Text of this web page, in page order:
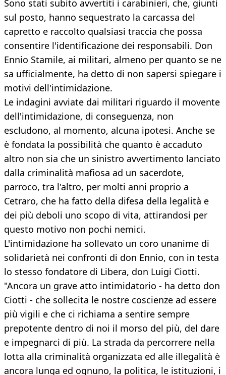
Sono stati subito avvertiti i carabinieri, che, giunti
sul posto, hanno sequestrato la carcassa del
capretto e raccolto qualsiasi traccia che possa
consentire l'identificazione dei responsabili. Don
Ennio Stamile, ai militari, almeno per quanto se ne
sa ufficialmente, ha detto di non sapersi spiegare i
motivi dell'intimidazione.
Le indagini avviate dai militari riguardo il movente
dell'intimidazione, di conseguenza, non
escludono, al momento, alcuna ipotesi. Anche se
è fondata la possibilità che quanto è accaduto
altro non sia che un sinistro avvertimento lanciato
dalla criminalità mafiosa ad un sacerdote,
parroco, tra l'altro, per molti anni proprio a
Cetraro, che ha fatto della difesa della legalità e
dei più deboli uno scopo di vita, attirandosi per
questo motivo non pochi nemici.
L'intimidazione ha sollevato un coro unanime di
solidarietà nei confronti di don Ennio, con in testa
lo stesso fondatore di Libera, don Luigi Ciotti.
"Ancora un grave atto intimidatorio - ha detto don
Ciotti - che sollecita le nostre coscienze ad essere
più vigili e che ci richiama a sentire sempre
prepotente dentro di noi il morso del più, del dare
e impegnarci di più. La strada da percorrere nella
lotta alla criminalità organizzata ed alle illegalità è
ancora lunga ed ognuno, la politica, le istituzioni, i